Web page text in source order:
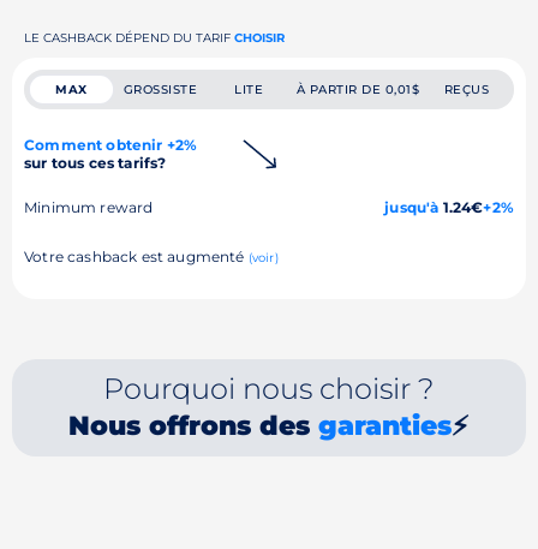
LE CASHBACK DÉPEND DU TARIF CHOISIR
MAX GROSSISTE LITE À PARTIR DE 0,01$ REÇUS
Comment obtenir +2%
sur tous ces tarifs?
Minimum reward jusqu'à 1.24€+2%
Votre cashback est augmenté (voir)
Pourquoi nous choisir ?
Nous offrons desgaranties⚡